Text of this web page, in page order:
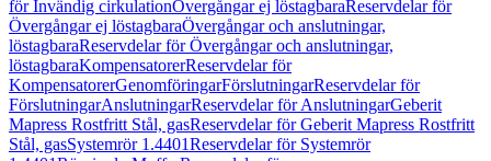
för Invändig cirkulationÖvergångar ej löstagbaraReservdelar för
Övergångar ej löstagbaraÖvergångar och anslutningar,
löstagbaraReservdelar för Övergångar och anslutningar,
löstagbaraKompensatorerReservdelar för
KompensatorerGenomföringarFörslutningarReservdelar för
FörslutningarAnslutningarReservdelar för AnslutningarGeberit
Mapress Rostfritt Stål, gasReservdelar för Geberit Mapress Rostfritt
Stål, gasSystemrör 1.4401Reservdelar för Systemrör